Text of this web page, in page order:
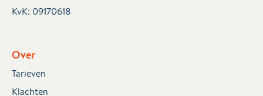
KvK: 09170618
Over
Tarieven
Klachten